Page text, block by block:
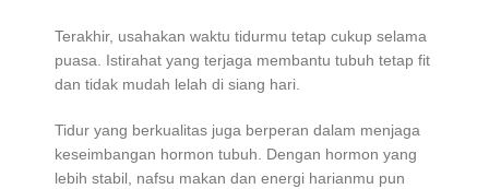
Terakhir, usahakan waktu tidurmu tetap cukup selama
puasa. Istirahat yang terjaga membantu tubuh tetap fit
dan tidak mudah lelah di siang hari.
Tidur yang berkualitas juga berperan dalam menjaga
keseimbangan hormon tubuh. Dengan hormon yang
lebih stabil, nafsu makan dan energi harianmu pun